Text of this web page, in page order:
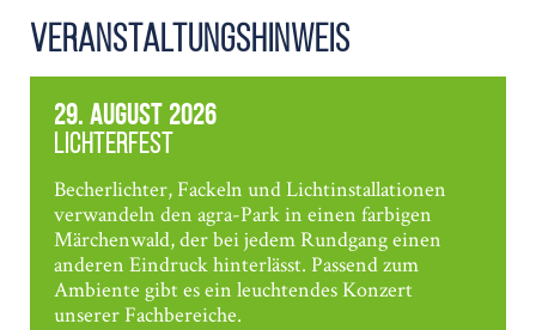
Veranstaltungshinweis
29. August 2026
Lichterfest
Becherlichter, Fackeln und Lichtinstallationen
verwandeln den agra-Park in einen farbigen
Märchenwald, der bei jedem Rundgang einen
anderen Eindruck hinterlässt. Passend zum
Ambiente gibt es ein leuchtendes Konzert
unserer Fachbereiche.